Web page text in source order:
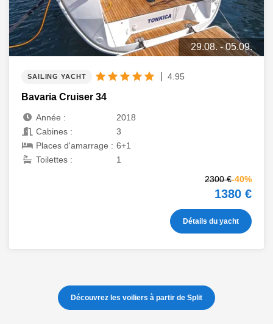
29.08. - 05.09.
SAILING YACHT 4.95
Bavaria Cruiser 34
Année :
2018
Cabines :
3
Places d'amarrage : 6+1
Toilettes :
1
2300 €-40%
1380 €
Détails du yacht
Découvrez les voiliers à partir de Split